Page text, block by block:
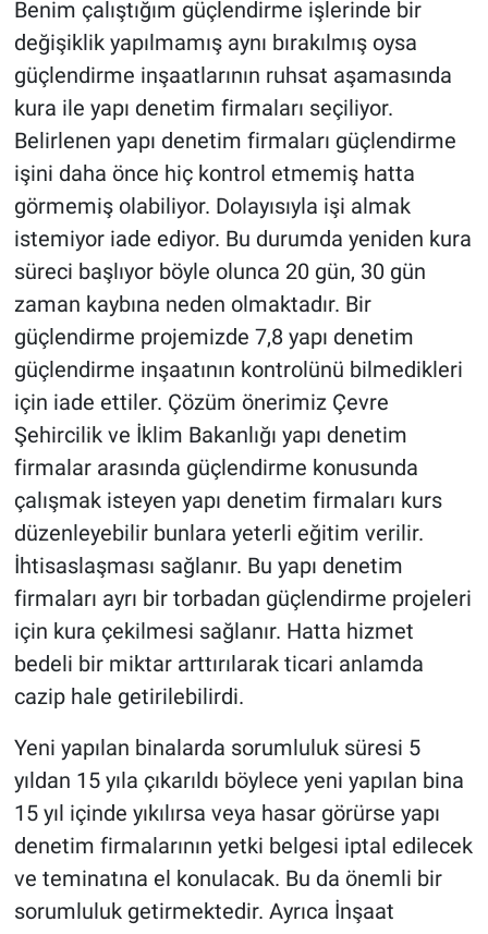
Benim çalıştığım güçlendirme işlerinde bir
değişiklik yapılmamış aynı bırakılmış oysa
güçlendirme inşaatlarının ruhsat aşamasında
kura ile yapı denetim firmaları seçiliyor.
Belirlenen yapı denetim firmaları güçlendirme
işini daha önce hiç kontrol etmemiş hatta
görmemiş olabiliyor. Dolayısıyla işi almak
istemiyor iade ediyor. Bu durumda yeniden kura
süreci başlıyor böyle olunca 20 gün, 30 gün
zaman kaybına neden olmaktadır. Bir
güçlendirme projemizde 7,8 yapı denetim
güçlendirme inşaatının kontrolünü bilmedikleri
için iade ettiler. Çözüm önerimiz Çevre
Şehircilik ve İklim Bakanlığı yapı denetim
firmalar arasında güçlendirme konusunda
çalışmak isteyen yapı denetim firmaları kurs
düzenleyebilir bunlara yeterli eğitim verilir.
İhtisaslaşması sağlanır. Bu yapı denetim
firmaları ayrı bir torbadan güçlendirme projeleri
için kura çekilmesi sağlanır. Hatta hizmet
bedeli bir miktar arttırılarak ticari anlamda
cazip hale getirilebilirdi.
Yeni yapılan binalarda sorumluluk süresi 5
yıldan 15 yıla çıkarıldı böylece yeni yapılan bina
15 yıl içinde yıkılırsa veya hasar görürse yapı
denetim firmalarının yetki belgesi iptal edilecek
ve teminatına el konulacak. Bu da önemli bir
sorumluluk getirmektedir. Ayrıca İnşaat